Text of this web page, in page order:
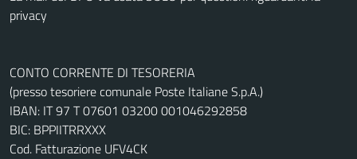
privacy
CONTO CORRENTE DI TESORERIA
(presso tesoriere comunale Poste Italiane S.p.A.)
IBAN: IT 97 T 07601 03200 001046292858
BIC: BPPIITRRXXX
Cod. Fatturazione UFV4CK